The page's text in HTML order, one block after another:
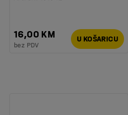
16,00 KM
bez PDV
U KOŠARICU